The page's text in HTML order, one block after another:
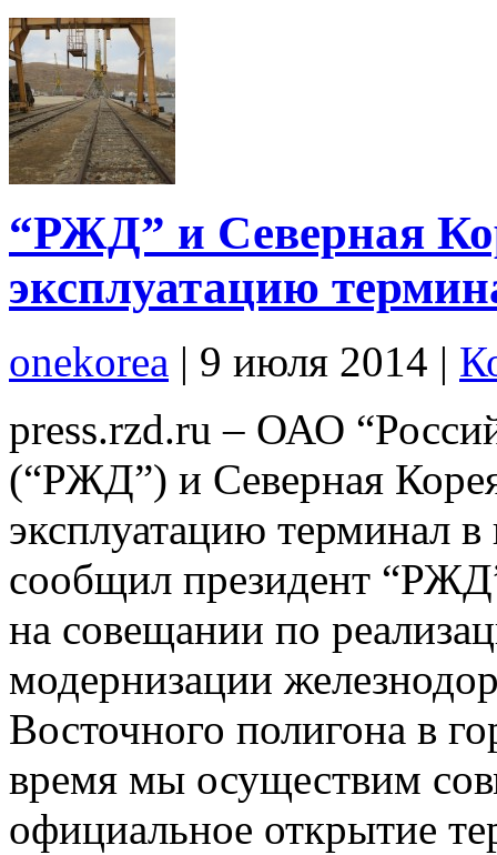
“РЖД” и Северная
эксплуатацию
onekorea | 9 июля 2014 |
press.rzd.ru – ОАО
(“РЖД”) и Северная
эксплуатацию терминал
сообщил президент
на совещании по
модернизации
Восточного полигона в
время мы осуществим
официальное открытие